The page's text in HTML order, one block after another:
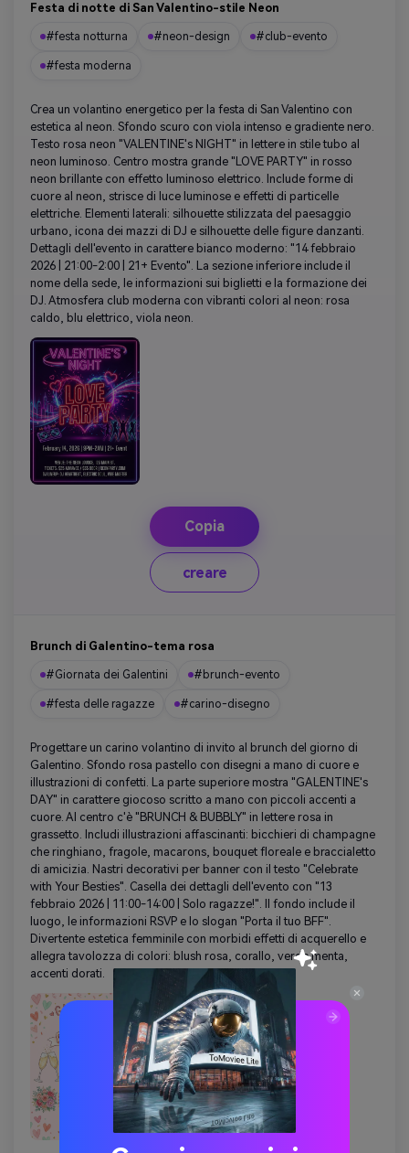
Festa di notte di San Valentino-stile Neon
#festa notturna #neon-design #club-evento
#festa moderna
Crea un volantino energetico per la festa di San Valentino con
estetica al neon. Sfondo scuro con viola intenso e gradiente nero.
Testo rosa neon "VALENTINE's NIGHT" in lettere in stile tubo al
neon luminoso. Centro mostra grande "LOVE PARTY" in rosso
neon brillante con effetto luminoso elettrico. Include forme di
cuore al neon, strisce di luce luminose e effetti di particelle
elettriche. Elementi laterali: silhouette stilizzata del paesaggio
urbano, icona dei mazzi di DJ e silhouette delle figure danzanti.
Dettagli dell'evento in carattere bianco moderno: "14 febbraio
2026 | 21:00-2:00 | 21+ Evento". La sezione inferiore include il
nome della sede, le informazioni sui biglietti e la formazione dei
DJ. Atmosfera club moderna con vibranti colori al neon: rosa
caldo, blu elettrico, viola neon.
Copia
creare
Brunch di Galentino-tema rosa
#Giornata dei Galentini #brunch-evento
#festa delle ragazze #carino-disegno
Progettare un carino volantino di invito al brunch del giorno di
Galentino. Sfondo rosa pastello con disegni a mano di cuore e
illustrazioni di confetti. La parte superiore mostra "GALENTINE's
DAY" in carattere giocoso scritto a mano con piccoli accenti a
cuore. Al centro c'è "BRUNCH & BUBBLY" in lettere rosa in
grassetto. Includi illustrazioni affascinanti: bicchieri di champagne
che ringhiano, fragole, macarons, bouquet floreale e braccialetto
di amicizia. Nastri decorativi per banner con il testo "Celebrate
with Your Besties". Casella dei dettagli dell'evento con "13
febbraio 2026 | 11:00-14:00 | Solo ragazze!". Il fondo include il
luogo, le informazioni RSVP e lo slogan "Porta il tuo BFF".
Divertente estetica femminile con morbidi effetti di acquerello e
allegra tavolozza di colori: blush rosa, corallo, verde menta,
accenti dorati.